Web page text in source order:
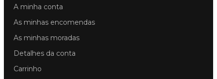
A minha conta
As minhas encomendas
As minhas moradas
Detalhes da conta
Carrinho